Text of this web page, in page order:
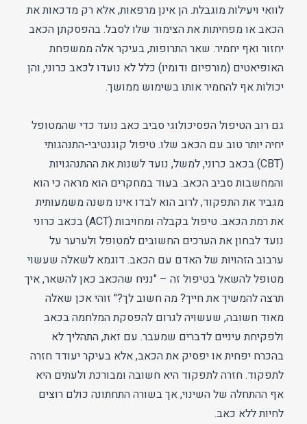
לוואי ויעילות מוגבלת. הן אינן מרפאות, אלא רק מדכאות את
הכאב או מפחיתות את הצימוד שלו לסבל. בהפסקתן הכאב
יחזור ואף יחמיר. שאר התרופות, בעיקר אלה ממשפחת
האופיאטים (מורפיום ודומיו) כלל לא נועדו לכאב כרוני, והן
יכולות אף להחמיר אותו בשימוש ממושך.
גם רוב הטיפול הפסיכולוגי סביב כאב נועד כדי שהמטופל
יחיה יותר טוב עם הכאב שלו. טיפול קוגנטיבי-התנהגותי
(CBT) בכאב כרוני, למשל, נועד לשנות את ההתנהגויות
והמחשבות סביב הכאב. בעוד במחקרים הוא מראה כי הוא
מגביר את התפקוד, לרוב הוא לבדו אינו משנה משמעותית
את רמת הכאב. טיפול בקבלה ומחויבות (ACT) בכאב כרוני
נועד לבחון את הערכים החשובים למטופל ולערער על
ערבוב הזהויות של האדם עם הכאב. דוגמא לשאלה שעשוי
מטופל להשאל בטיפול זה – "נניח שהכאב כאן להשאר, איך
תרצה להמשיך את חייך? מה חשוב לך?" זוהי אכן שאלה
מאוד חשובה, שעשויה לגרום להפסקת המלחמה בכאב
ולפקיחת עיניים לדברים שמעבר. עם זאת, התהליך לא
בהכרח יפחית או יפסיק את הכאב, אלא בעיקר יעודד חזרה
לתפקוד. חזרה לתפקוד היא חשובה ומבורכת ולעתים היא
אף ההתחלה של השינוי, אך בשורה התחתונה כולם רוצים
לחיות ללא כאב.